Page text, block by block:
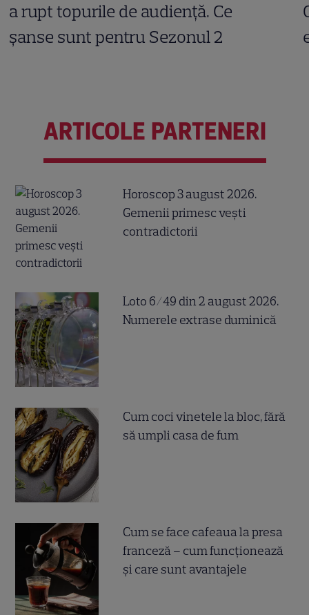
a rupt topurile de audiență. Ce
șanse sunt pentru Sezonul 2
ARTICOLE PARTENERI
Horoscop 3 august 2026.
Gemenii primesc vești
contradictorii
Loto 6/49 din 2 august 2026.
Numerele extrase duminică
Cum coci vinetele la bloc, fără
să umpli casa de fum
Cum se face cafeaua la presa
franceză – cum funcționează
și care sunt avantajele